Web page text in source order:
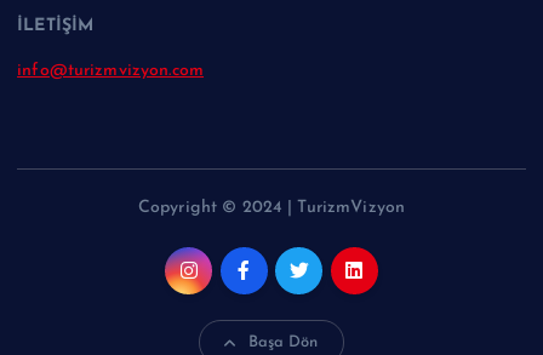
İLETİŞİM
info@turizmvizyon.com
Copyright © 2024 | TurizmVizyon
Başa Dön